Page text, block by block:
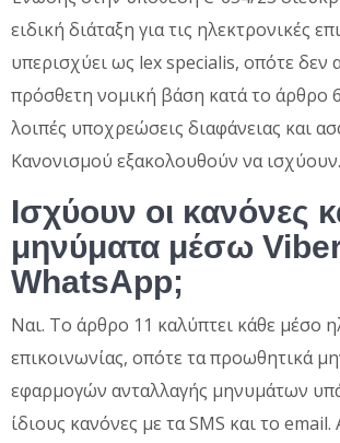
ειδική διάταξη για τις ηλεκτρονικές
υπερισχύει ως lex specialis, οπότε δεν
πρόσθετη νομική βάση κατά το άρθρο
λοιπές υποχρεώσεις διαφάνειας και
Κανονισμού εξακολουθούν να ισχύουν.
Ισχύουν οι κανόνες
μηνύματα μέσω
WhatsApp;
Ναι. Το άρθρο 11 καλύπτει κάθε μέσο
επικοινωνίας, οπότε τα προωθητικά
εφαρμογών ανταλλαγής μηνυμάτων
ίδιους κανόνες με τα SMS και το email.